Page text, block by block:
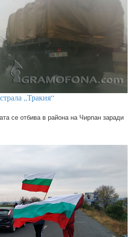
„Тракия“
се отбива в района на Чирпан заради